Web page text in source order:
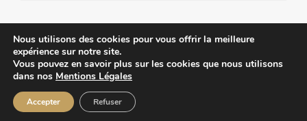
Luxe Infinity - Lifestyle Luxe Magazine
Nous utilisons des cookies pour vous offrir la meilleure
expérience sur notre site.
Vous pouvez en savoir plus sur les cookies que nous utilisons
dans nos Mentions Légales
Accepter Refuser